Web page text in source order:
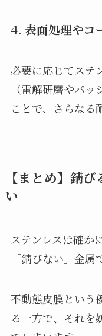
4. 表面処理やコ
必要に応じてステ
（電解研磨やパ
ことで、さらなる
【まとめ】錆
い
ステンレスは確か
「錆びない」金属
不動態皮膜という
る一方で、それを